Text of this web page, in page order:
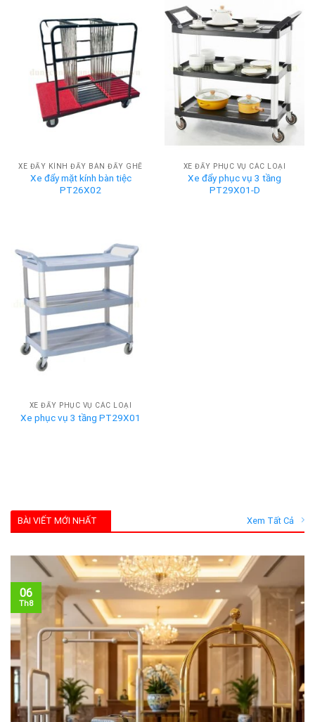
XE ĐẨY KÍNH ĐẨY BÀN ĐẨY GHẾ
Xe đẩy mặt kính bàn tiệc
PT26X02
XE ĐẨY PHỤC VỤ CÁC LOẠI
Xe đẩy phục vụ 3 tầng
PT29X01-D
XE ĐẨY PHỤC VỤ CÁC LOẠI
Xe phục vụ 3 tầng PT29X01
BÀI VIẾT MỚI NHẤT Xem Tất Cả
06
Th8